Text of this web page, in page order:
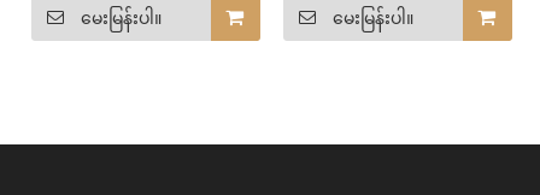
ကပ်ထားသော သစ်သား
လျှောပြတင်းပေါက်
မေးမြန်းပါ။
Design သစ်သား Window
ဒီဇိုင်းများကို လေ့လာပါ။
မေးမြန်းပါ။